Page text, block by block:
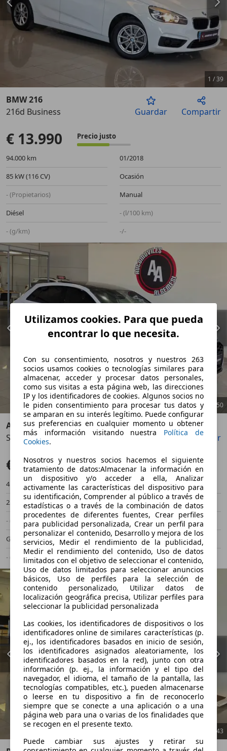
Anterior
1 /39
BMW 216
216d Business
Guardar Compartir
€ 13.990 Precio justo
94.000 km
01/2018
85 kW (116 CV)
Ocasión
- (Propietarios)
Manual
Diésel
- (l/100 km)
- (g/km)
-/-
Anterior
50
Audi S3
Sportback 2.0 TFSI S tronic quattro 228kW
Guardar Compartir
€ 44.900 Precio justo
41.000 km
09/2023
228 kW (310 CV)
Ocasión
- (Propietarios)
Automático
Gasolina
6,9 l/100 km (mixto)
- (g/km)
-/-
43
Utilizamos cookies. Para que pueda
encontrar lo que necesita.
Con su consentimiento, nosotros y nuestros 263
socios usamos cookies o tecnologías similares para
almacenar, acceder y procesar datos personales,
como sus visitas a esta página web, las direcciones
IP y los identificadores de cookies. Algunos socios no
le piden consentimiento para procesar tus datos y
se amparan en su interés legítimo. Puede configurar
sus preferencias en cualquier momento u obtener
más información visitando nuestra Política de
Cookies.
Nosotros y nuestros socios hacemos el siguiente
tratamiento de datos:Almacenar la información en
un dispositivo y/o acceder a ella, Analizar
activamente las características del dispositivo para
su identificación, Comprender al público a través de
estadísticas o a través de la combinación de datos
procedentes de diferentes fuentes, Crear perfiles
para publicidad personalizada, Crear un perfil para
personalizar el contenido, Desarrollo y mejora de los
servicios, Medir el rendimiento de la publicidad,
Medir el rendimiento del contenido, Uso de datos
limitados con el objetivo de seleccionar el contenido,
Uso de datos limitados para seleccionar anuncios
básicos, Uso de perfiles para la selección de
contenido personalizado, Utilizar datos de
localización geográfica precisa, Utilizar perfiles para
seleccionar la publicidad personalizada
Las cookies, los identificadores de dispositivos o los
identificadores online de similares características (p.
ej., los identificadores basados en inicio de sesión,
los identificadores asignados aleatoriamente, los
identificadores basados en la red), junto con otra
información (p. ej., la información y el tipo del
navegador, el idioma, el tamaño de la pantalla, las
tecnologías compatibles, etc.), pueden almacenarse
o leerse en tu dispositivo a fin de reconocerlo
siempre que se conecte a una aplicación o a una
página web para una o varias de los finalidades que
se recogen en el presente texto.
Puede cambiar sus ajustes y retirar su